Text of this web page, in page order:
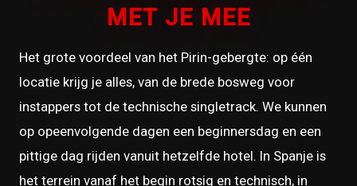
MET JE MEE
Het grote voordeel van het Pirin-gebergte: op één
locatie krijg je alles, van de brede bosweg voor
instappers tot de technische singletrack. We kunnen
op opeenvolgende dagen een beginnersdag en een
pittige dag rijden vanuit hetzelfde hotel. In Spanje is
het terrein vanaf het begin rotsig en technisch, in